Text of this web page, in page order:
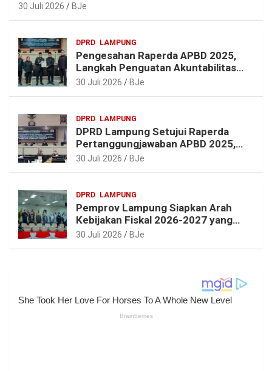
30 Juli 2026 BJe
DPRD LAMPUNG
Pengesahan Raperda APBD 2025,
Langkah Penguatan Akuntabilitas
dan Pembangunan Lampung
30 Juli 2026 BJe
DPRD LAMPUNG
DPRD Lampung Setujui Raperda
Pertanggungjawaban APBD 2025,
Beri Sejumlah Rekomendasi
30 Juli 2026 BJe
DPRD LAMPUNG
Pemprov Lampung Siapkan Arah
Kebijakan Fiskal 2026-2027 yang
Realistis dan Berkelanjutan
30 Juli 2026 BJe